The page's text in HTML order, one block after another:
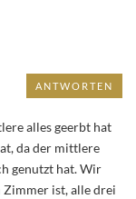
alles geerbt hat
da der mittlere
genutzt hat. Wir
Zimmer ist, alle drei
ANTWORTEN